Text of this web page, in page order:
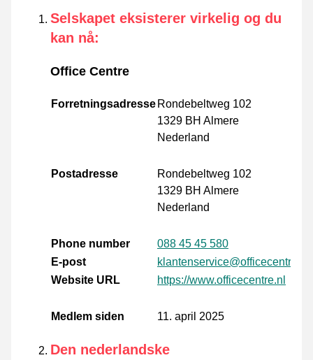
Selskapet eksisterer virkelig og du
kan nå:
Office Centre
Forretningsadresse Rondebeltweg 102
1329 BH Almere
Nederland
Postadresse
Rondebeltweg 102
1329 BH Almere
Nederland
Phone number
088 45 45 580
E-post
klantenservice@officecentre.nl
Website URL
https://www.officecentre.nl
Medlem siden 11. april 2025
Den nederlandske